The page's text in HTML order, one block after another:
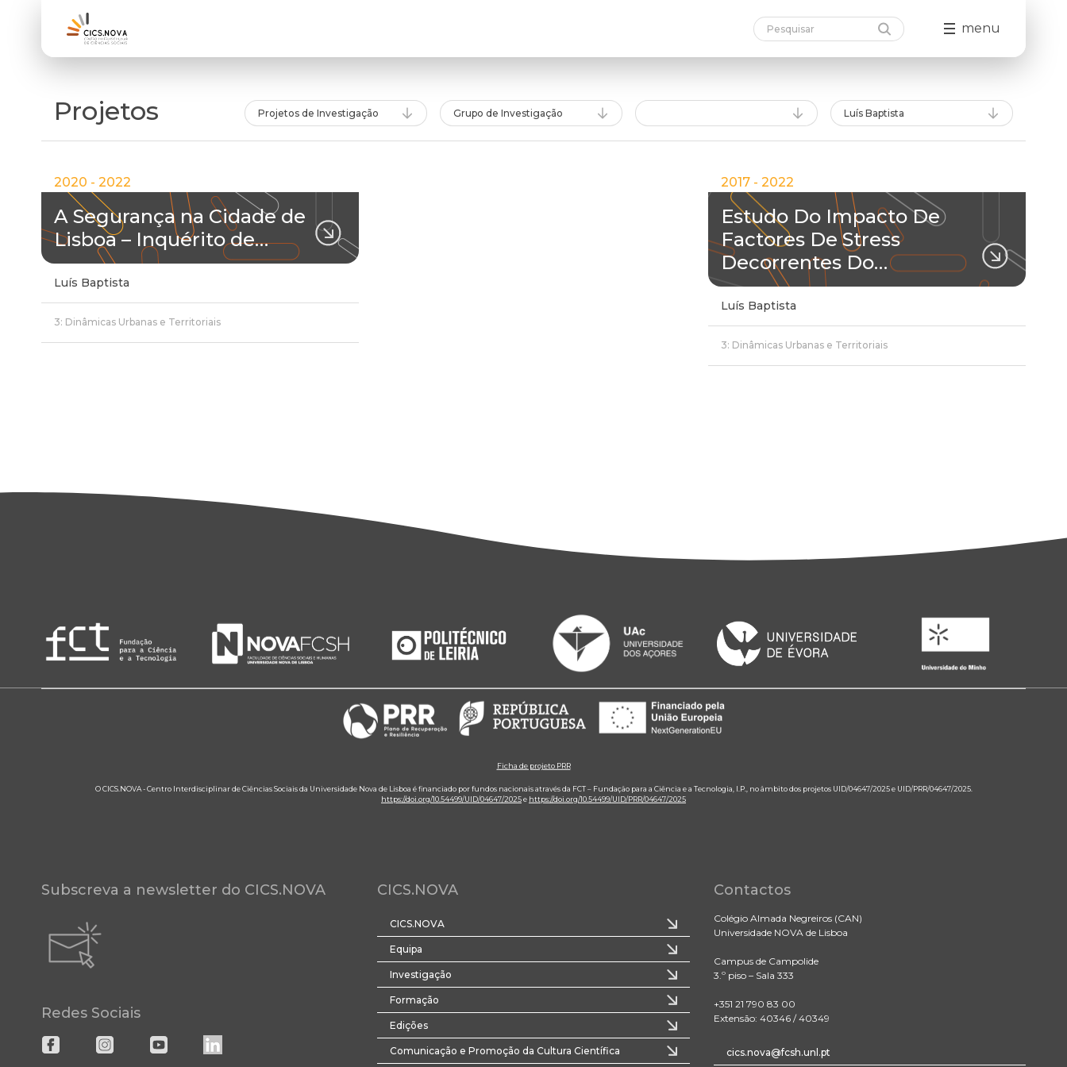
menu
Projetos Projetos de Investigação Grupo de Investigação Luís Baptista
2020 - 2022
A Segurança na Cidade de
Lisboa – Inquérito de…
Luís Baptista
3: Dinâmicas Urbanas e Territoriais
2017 - 2022
Estudo Do Impacto De
Factores De Stress
Decorrentes Do…
Luís Baptista
3: Dinâmicas Urbanas e Territoriais
Ficha de projeto PRR
O CICS.NOVA - Centro Interdisciplinar de Ciências Sociais da Universidade Nova de Lisboa é financiado por fundos nacionais através da FCT – Fundação para a Ciência e a Tecnologia, I.P., no âmbito dos projetos UID/04647/2025 e UID/PRR/04647/2025.
https://doi.org/10.54499/UID/04647/2025e https://doi.org/10.54499/UID/PRR/04647/2025
Subscreva a newsletter do CICS.NOVA
Redes Sociais
CICS.NOVA
CICS.NOVA
Equipa
Investigação
Formação
Edições
Comunicação e Promoção da Cultura Científica
Contactos
Colégio Almada Negreiros (CAN)
Universidade NOVA de Lisboa
Campus de Campolide
3.º piso – Sala 333
+351 21 790 83 00
Extensão: 40346 / 40349
cics.nova@fcsh.unl.pt